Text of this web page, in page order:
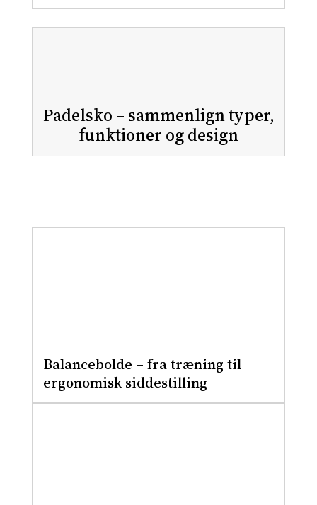
Padelsko – sammenlign typer,
funktioner og design
Balancebolde – fra træning til
ergonomisk siddestilling